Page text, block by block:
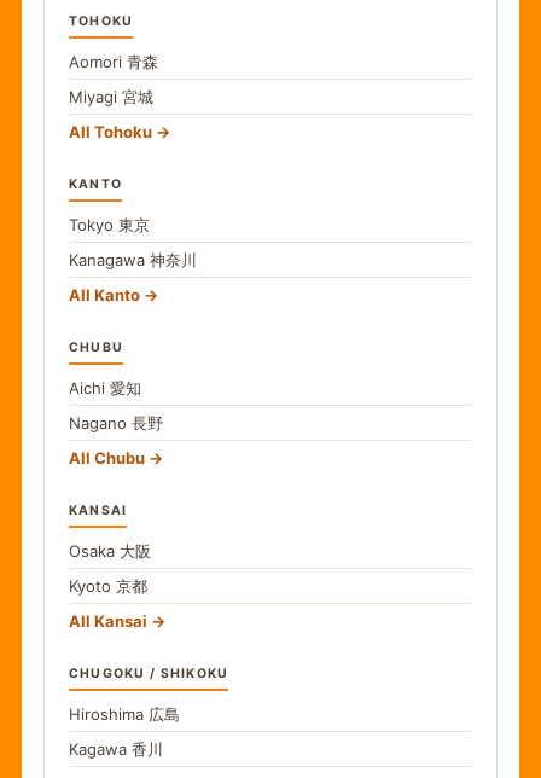
TOHOKU
Aomori 青森
Miyagi 宮城
All Tohoku
KANTO
Tokyo 東京
Kanagawa 神奈川
All Kanto
CHUBU
Aichi 愛知
Nagano 長野
All Chubu
KANSAI
Osaka 大阪
Kyoto 京都
All Kansai
CHUGOKU / SHIKOKU
Hiroshima 広島
Kagawa 香川